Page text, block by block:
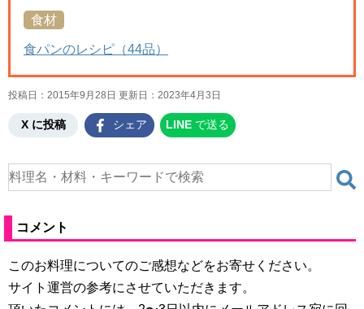
食材
食パンのレシピ（44品）
投稿日：2015年9月28日 更新日： 2023年4月3日
X に投稿 シェア LINE で送る
コメント
このお料理についてのご感想などをお寄せください。
サイト運営の参考にさせていただきます。